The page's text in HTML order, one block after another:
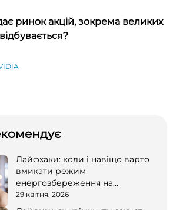
ринок акцій, зокрема великих
Лайфхаки: коли і навіщо варто
вмикати режим
енергозбереження на
смартфоні
29 квітня, 2026